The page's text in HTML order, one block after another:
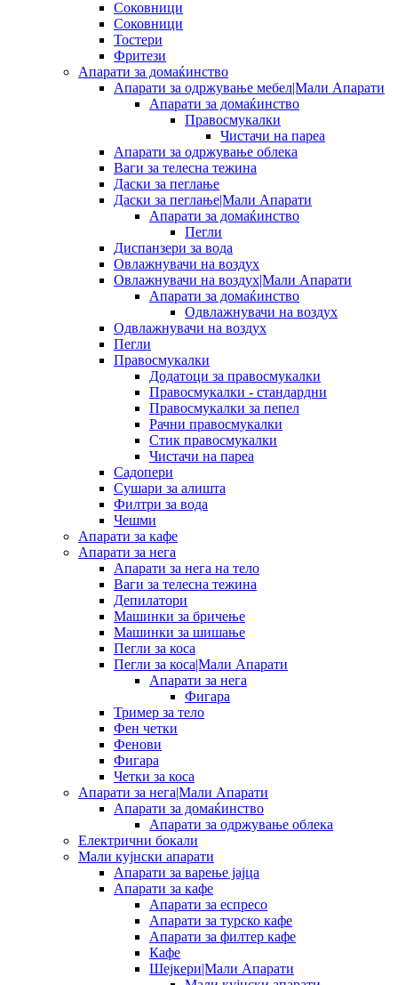
Соковници
Соковници
Тостери
Фритези
Апарати за домаќинство
Апарати за одржување мебел|Мали Апарати
Апарати за домаќинство
Правосмукалки
Чистачи на пареа
Апарати за одржување облека
Ваги за телесна тежина
Даски за пеглање
Даски за пеглање|Мали Апарати
Апарати за домаќинство
Пегли
Диспанзери за вода
Овлажнувачи на воздух
Овлажнувачи на воздух|Мали Апарати
Апарати за домаќинство
Одвлажнувачи на воздух
Одвлажнувачи на воздух
Пегли
Правосмукалки
Додатоци за правосмукалки
Правосмукалки - стандардни
Правосмукалки за пепел
Рачни правосмукалки
Стик правосмукалки
Чистачи на пареа
Садопери
Сушари за алишта
Филтри за вода
Чешми
Апарати за кафе
Апарати за нега
Апарати за нега на тело
Ваги за телесна тежина
Депилатори
Машинки за бричење
Машинки за шишање
Пегли за коса
Пегли за коса|Мали Апарати
Апарати за нега
Фигара
Тример за тело
Фен четки
Фенови
Фигара
Четки за коса
Апарати за нега|Мали Апарати
Апарати за домаќинство
Апарати за одржување облека
Електрични бокали
Мали кујнски апарати
Апарати за варење јајца
Апарати за кафе
Апарати за еспресо
Апарати за турско кафе
Апарати за филтер кафе
Кафе
Шејкери|Мали Апарати